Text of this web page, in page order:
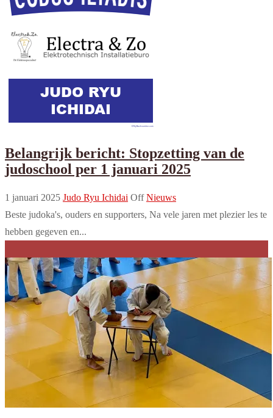
Belangrijk bericht: Stopzetting van de
judoschool per 1 januari 2025
1 januari 2025 Judo Ryu Ichidai Off Nieuws
Beste judoka's, ouders en supporters, Na vele jaren met plezier les te
hebben gegeven en...